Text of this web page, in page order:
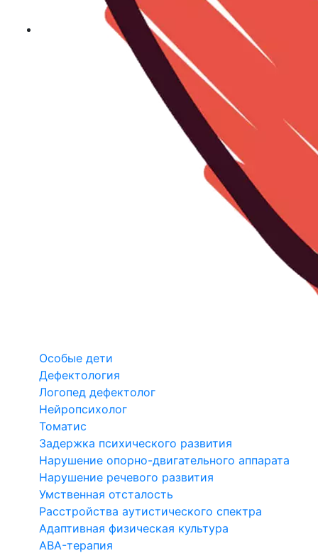
Особые дети
Дефектология
Логопед дефектолог
Нейропсихолог
Томатис
Задержка психического развития
Нарушение опорно-двигательного аппарата
Нарушение речевого развития
Умственная отсталость
Расстройства аутистического спектра
Адаптивная физическая культура
ABA-терапия